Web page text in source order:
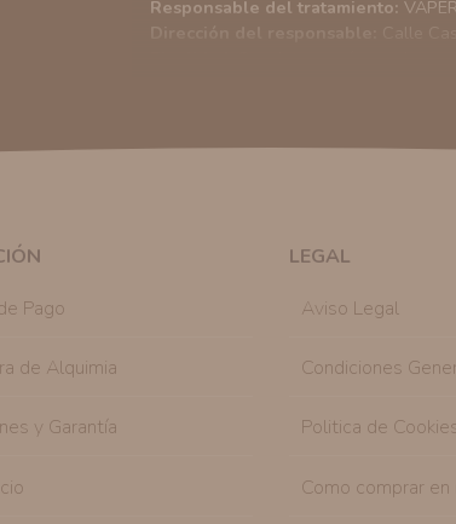
Responsable del tratamiento:
Sus datos serán usados
similares a los artículos que ha
Con carácter general,
Tiene derecho a saber
Pago
de Alquimia
y Garantía
LEGAL
Aviso Legal
Condiciones
Politica de
Como comprar